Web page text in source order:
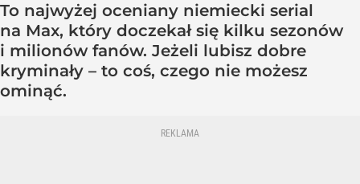
To najwyżej oceniany niemiecki serial
na Max, który doczekał się kilku sezonów
i milionów fanów. Jeżeli lubisz dobre
kryminały – to coś, czego nie możesz
ominąć.